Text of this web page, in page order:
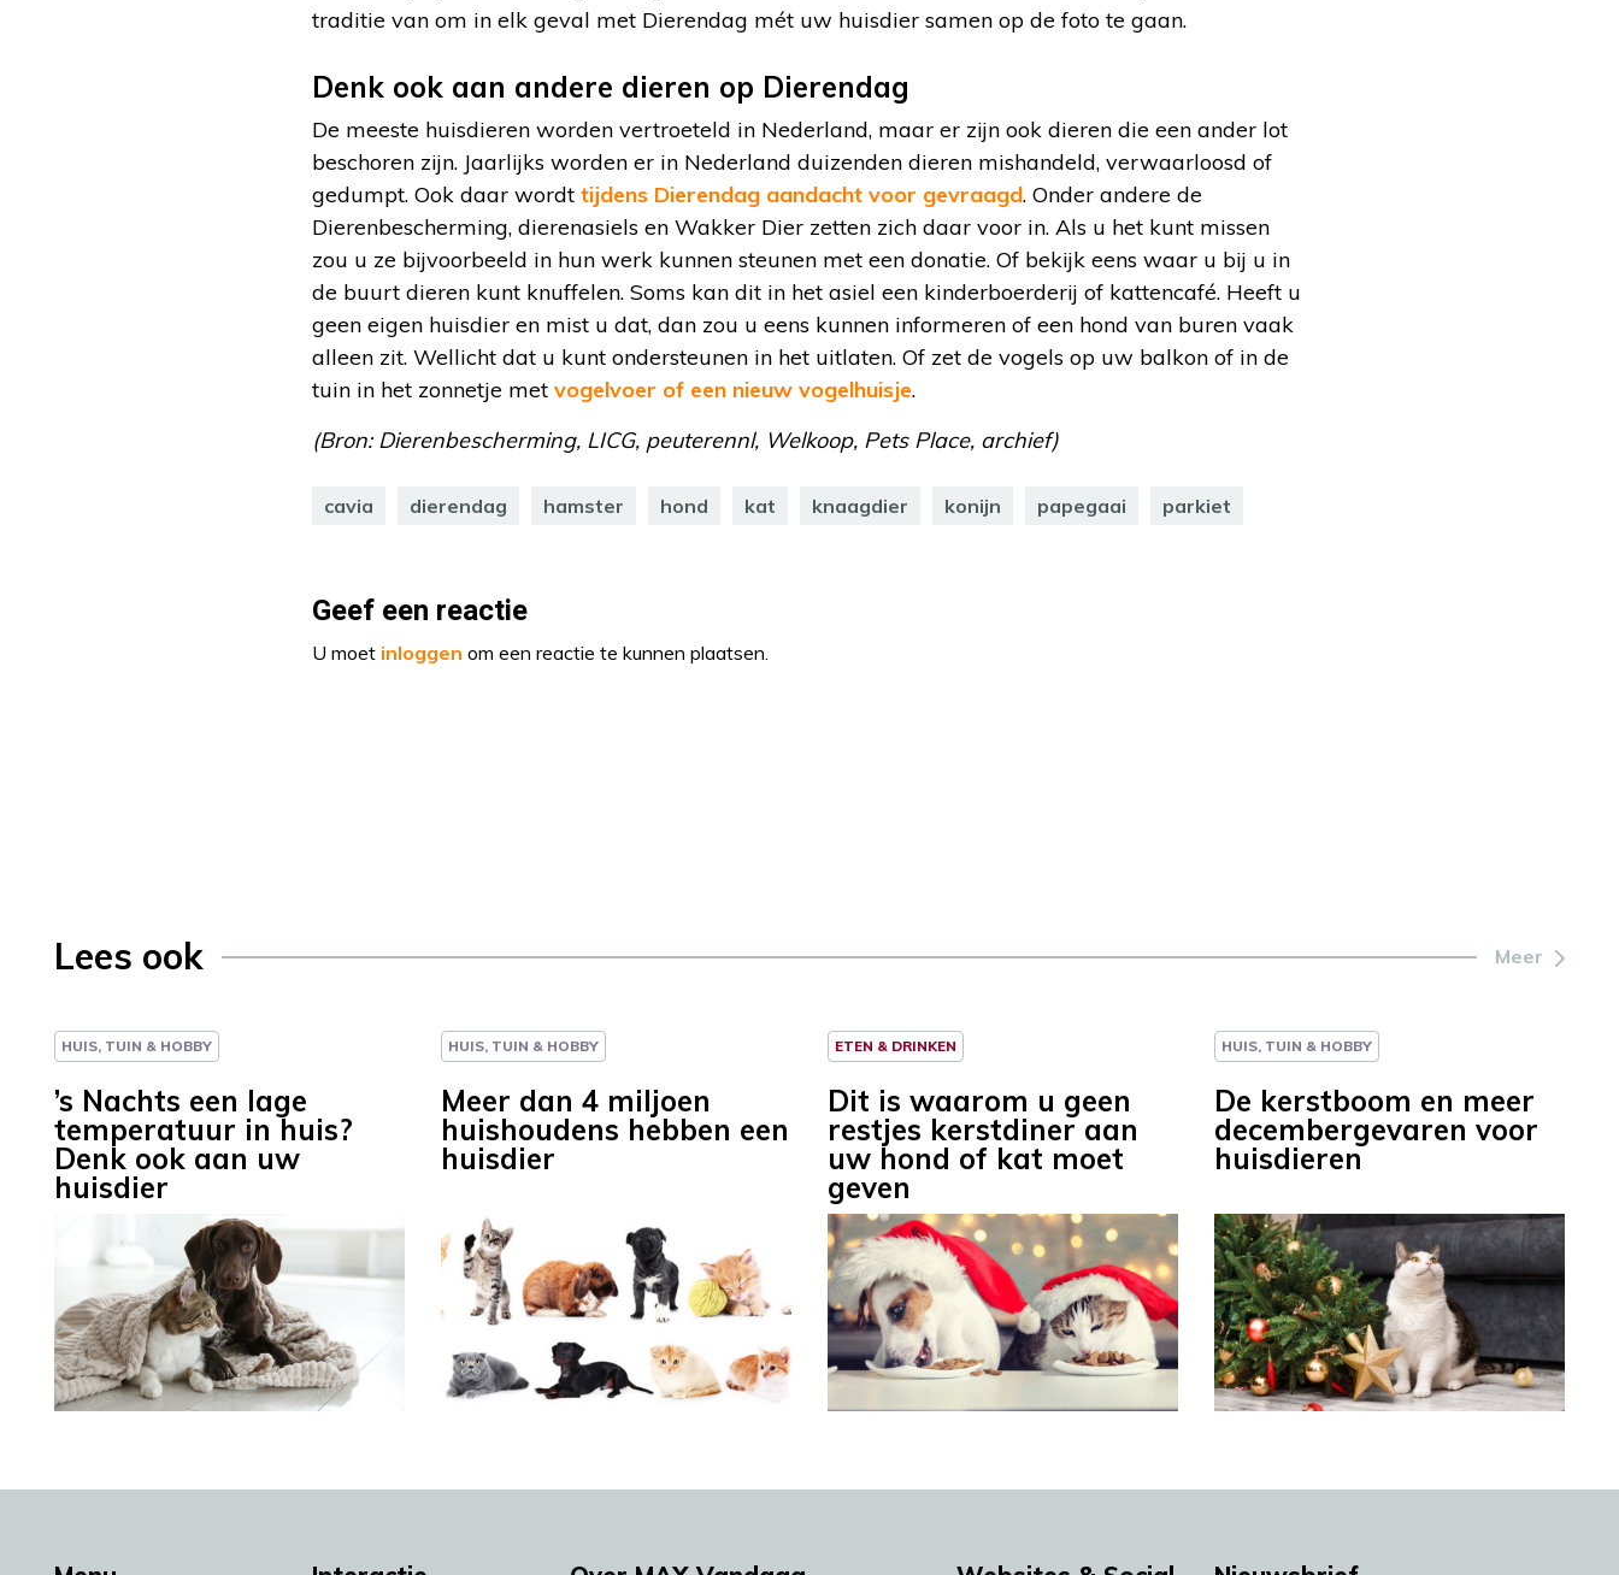
traditie van om in elk geval met Dierendag mét uw huisdier samen op de foto te gaan.
Denk ook aan andere dieren op Dierendag
De meeste huisdieren worden vertroeteld in Nederland, maar er zijn ook dieren die een ander lot
beschoren zijn. Jaarlijks worden er in Nederland duizenden dieren mishandeld, verwaarloosd of
gedumpt. Ook daar wordt tijdens Dierendag aandacht voor gevraagd. Onder andere de
Dierenbescherming, dierenasiels en Wakker Dier zetten zich daar voor in. Als u het kunt missen
zou u ze bijvoorbeeld in hun werk kunnen steunen met een donatie. Of bekijk eens waar u bij u in
de buurt dieren kunt knuffelen. Soms kan dit in het asiel een kinderboerderij of kattencafé. Heeft u
geen eigen huisdier en mist u dat, dan zou u eens kunnen informeren of een hond van buren vaak
alleen zit. Wellicht dat u kunt ondersteunen in het uitlaten. Of zet de vogels op uw balkon of in de
tuin in het zonnetje met vogelvoer of een nieuw vogelhuisje.
(Bron: Dierenbescherming, LICG, peuterennl, Welkoop, Pets Place, archief)
cavia dierendag hamster hond kat knaagdier konijn papegaai parkiet
Geef een reactie
U moet inloggen om een reactie te kunnen plaatsen.
Lees ook Meer
HUIS, TUIN & HOBBY
’s Nachts een lage
temperatuur in huis?
Denk ook aan uw
huisdier
HUIS, TUIN & HOBBY
Meer dan 4 miljoen
huishoudens hebben een
huisdier
ETEN & DRINKEN
Dit is waarom u geen
restjes kerstdiner aan
uw hond of kat moet
geven
HUIS, TUIN & HOBBY
De kerstboom en meer
decembergevaren voor
huisdieren